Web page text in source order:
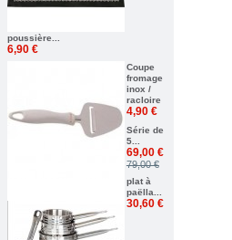
poussière...
6,90 €
Coupe
fromage
inox /
racloire
4,90 €
Série de
5...
69,00 €
79,00 €
plat à
paëlla...
30,60 €